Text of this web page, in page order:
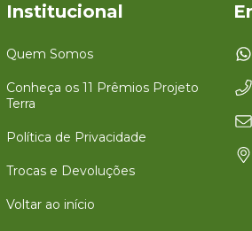
Institucional
Quem Somos
Conheça os 11 Prêmios Projeto
Terra
Política de Privacidade
Trocas e Devoluções
Voltar ao início